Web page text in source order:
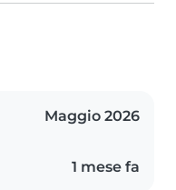
Maggio 2026
1 mese fa